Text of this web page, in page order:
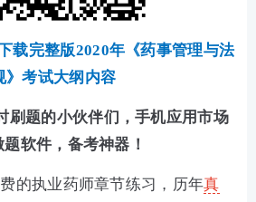
载完整版2020年《药事管理与法
》考试大纲内容
刷题的小伙伴们，手机应用市场
软件，备考神器！
的执业药师章节练习，历年真